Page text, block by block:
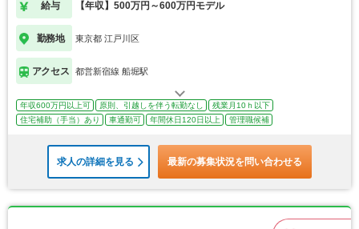
給与 【年収】500万円～600万円モデル
勤務地 東京都 江戸川区
アクセス 都営新宿線 船堀駅
年収600万円以上可 原則、引越しを伴う転勤なし
残業月10ｈ以下
住宅補助（手当）あり
車通勤可 年間休日120日以上 管理職候補
求人の詳細を見る 最新の募集状況を問い合わせる